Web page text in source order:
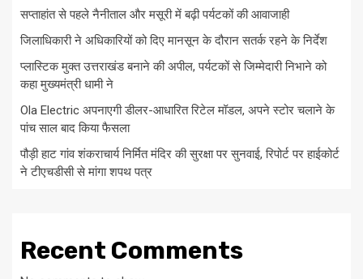
सप्ताहांत से पहले नैनीताल और मसूरी में बढ़ी पर्यटकों की आवाजाही
जिलाधिकारी ने अधिकारियों को दिए मानसून के दौरान सतर्क रहने के निर्देश
प्लास्टिक मुक्त उत्तराखंड बनाने की अपील, पर्यटकों से जिम्मेदारी निभाने को
कहा मुख्यमंत्री धामी ने
Ola Electric अपनाएगी डीलर-आधारित रिटेल मॉडल, अपने स्टोर चलाने के
पांच साल बाद किया फैसला
पौड़ी हाट गांव शंकराचार्य निर्मित मंदिर की सुरक्षा पर सुनवाई, रिपोर्ट पर हाईकोर्ट
ने टीएचडीसी से मांगा शपथ पत्र
Recent Comments